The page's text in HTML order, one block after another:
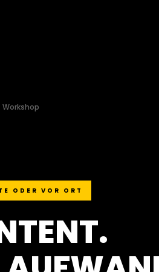
ODER VOR ORT